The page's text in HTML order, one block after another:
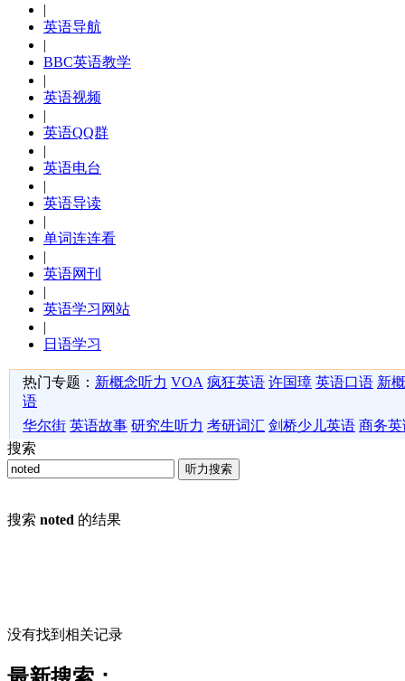
|
英语导航
|
BBC英语教学
|
英语视频
|
英语QQ群
|
英语电台
|
英语导读
|
单词连连看
|
英语网刊
|
英语学习网站
|
日语学习
热门专题： 新概念听力 VOA 疯狂英语 许国璋 英语口语 新
语
华尔街 英语故事 研究生听力 考研词汇 剑桥少儿英语 商务英
搜索
听力搜索
搜索 noted 的结果
没有找到相关记录